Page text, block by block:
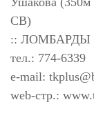
СВ)
:: ЛОМБАРДЫ
тел.: 774-6339
e-mail:
web-стр.: